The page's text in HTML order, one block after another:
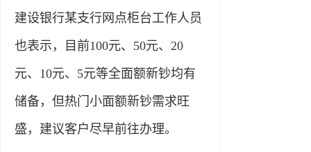
建设银行某支行网点柜台工作人员
也表示，目前100元、50元、20
元、10元、5元等全面额新钞均有
储备，但热门小面额新钞需求旺
盛，建议客户尽早前往办理。